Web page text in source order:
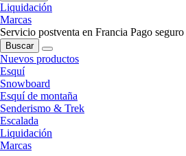
Liquidación
Marcas
Servicio postventa en Francia Pago seguro
Buscar
Nuevos productos
Esquí
Snowboard
Esquí de montaña
Senderismo & Trek
Escalada
Liquidación
Marcas